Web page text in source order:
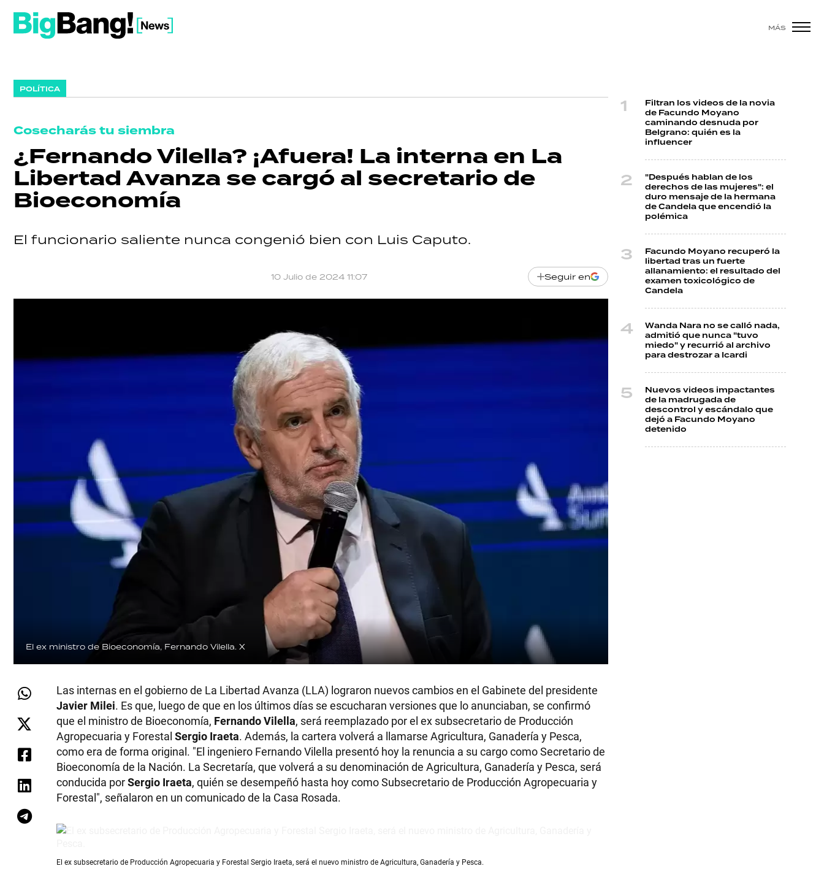
MÁS
POLÍTICA
Cosecharás tu siembra
¿Fernando Vilella? ¡Afuera! La interna en La
Libertad Avanza se cargó al secretario de
Bioeconomía
El funcionario saliente nunca congenió bien con Luis Caputo.
10 Julio de 2024 11:07 Seguir en
El ex ministro de Bioeconomía, Fernando Vilella. X
Las internas en el gobierno de La Libertad Avanza (LLA) lograron nuevos cambios en el Gabinete del presidente
Javier Milei. Es que, luego de que en los últimos días se escucharan versiones que lo anunciaban, se confirmó
que el ministro de Bioeconomía, Fernando Vilella, será reemplazado por el ex subsecretario de Producción
Agropecuaria y Forestal Sergio Iraeta. Además, la cartera volverá a llamarse Agricultura, Ganadería y Pesca,
como era de forma original. "El ingeniero Fernando Vilella presentó hoy la renuncia a su cargo como Secretario de
Bioeconomía de la Nación. La Secretaría, que volverá a su denominación de Agricultura, Ganadería y Pesca, será
conducida porSergio Iraeta, quién se desempeñó hasta hoy como Subsecretario de Producción Agropecuaria y
Forestal", señalaron en un comunicado de la Casa Rosada.
El ex subsecretario de Producción Agropecuaria y Forestal Sergio Iraeta, será el nuevo ministro de Agricultura, Ganadería y Pesca.
Filtran los videos de la novia
de Facundo Moyano
caminando desnuda por
Belgrano: quién es la
influencer
"Después hablan de los
derechos de las mujeres": el
duro mensaje de la hermana
de Candela que encendió la
polémica
Facundo Moyano recuperó la
libertad tras un fuerte
allanamiento: el resultado del
examen toxicológico de
Candela
Wanda Nara no se calló nada,
admitió que nunca "tuvo
miedo" y recurrió al archivo
para destrozar a Icardi
Nuevos videos impactantes
de la madrugada de
descontrol y escándalo que
dejó a Facundo Moyano
detenido